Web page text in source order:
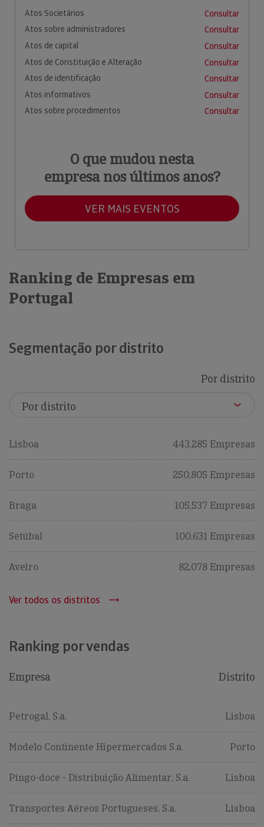
Atos Societários
Consultar
Atos sobre administradores
Consultar
Atos de capital
Consultar
Atos de Constituição e Alteração
Consultar
Atos de identificação
Consultar
Atos informativos
Consultar
Atos sobre procedimentos
Consultar
O que mudou nesta
empresa nos últimos anos?
VER MAIS EVENTOS
Ranking de Empresas em
Portugal
Segmentação por distrito
Por distrito
Lisboa 443,285 Empresas
Porto 250,805 Empresas
Braga 105,537 Empresas
Setúbal 100,631 Empresas
Aveiro 82,078 Empresas
Ver todos os distritos
Ranking por vendas
Empresa Distrito
Petrogal, S.a. Lisboa
Modelo Continente Hipermercados S.a. Porto
Pingo-doce - Distribuição Alimentar, S.a. Lisboa
Transportes Aéreos Portugueses, S.a. Lisboa